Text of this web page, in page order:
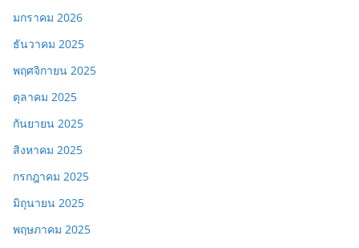
มกราคม 2026
ธันวาคม 2025
พฤศจิกายน 2025
ตุลาคม 2025
กันยายน 2025
สิงหาคม 2025
กรกฎาคม 2025
มิถุนายน 2025
พฤษภาคม 2025